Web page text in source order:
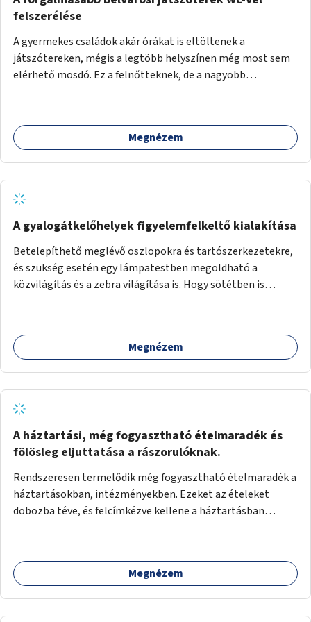
felszerélése
A gyermekes családok akár órákat is eltöltenek a
játszótereken, mégis a legtöbb helyszínen még most sem
elérhető mosdó. Ez a felnőtteknek, de a nagyobb
Megnézem
A gyalogátkelőhelyek figyelemfelkeltő kialakítása
Betelepíthető meglévő oszlopokra és tartószerkezetekre,
és szükség esetén egy lámpatestben megoldható a
közvilágítás és a zebra világítása is. Hogy sötétben is
Megnézem
A háztartási, még fogyasztható ételmaradék és
fölösleg eljuttatása a rászorulóknak.
Rendszeresen termelődik még fogyasztható ételmaradék a
háztartásokban, intézményekben. Ezeket az ételeket
dobozba téve, és felcímkézve kellene a háztartásban
kihelyezés pontos ideje. (A szekrények belső elrendezését,
rekeszeit, beosztását nem tudom, hogy itt kell-e leírni.)
Megnézem